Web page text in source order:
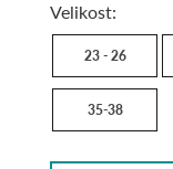
iron
Velikost:
23 - 26
35-38